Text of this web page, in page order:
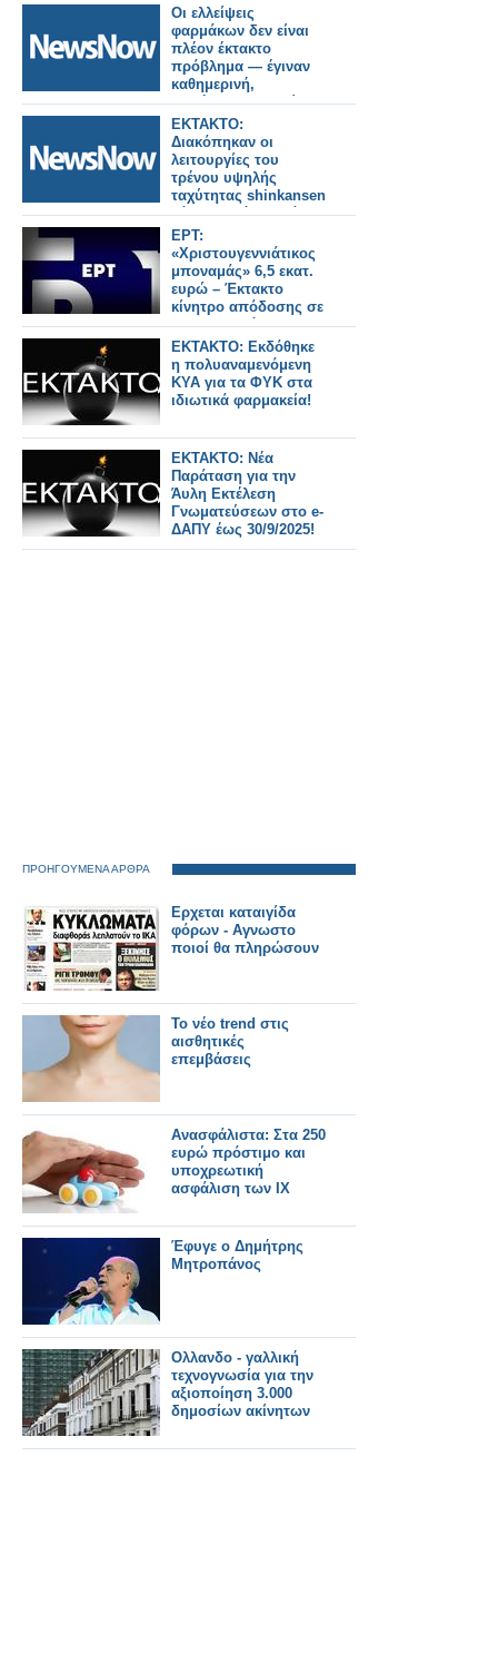
Οι ελλείψεις
φαρμάκων δεν είναι
πλέον έκτακτο
πρόβλημα — έγιναν
καθημερινή,
απλήρωτη εργασία
του φαρμακοποιού
ΕΚΤΑΚΤΟ:
Διακόπηκαν οι
λειτουργίες του
τρένου υψηλής
ταχύτητας shinkansen
Τόκιο-Αομόρι μετά
από ισχυρό σεισμό.
ΕΡΤ:
«Χριστουγεννιάτικος
μποναμάς» 6,5 εκατ.
ευρώ – Έκτακτο
κίνητρο απόδοσης σε
1.798 εργαζόμενους
ΕΚΤΑΚΤΟ: Εκδόθηκε
η πολυαναμενόμενη
ΚΥΑ για τα ΦΥΚ στα
ιδιωτικά φαρμακεία!
ΕΚΤΑΚΤΟ: Νέα
Παράταση για την
Άυλη Εκτέλεση
Γνωματεύσεων στο e-
ΔΑΠΥ έως 30/9/2025!
ΠΡΟΗΓΟΥΜΕΝΑ ΑΡΘΡΑ
Ερχεται καταιγίδα
φόρων - Αγνωστο
ποιοί θα πληρώσουν
To νέο trend στις
αισθητικές
επεμβάσεις
Ανασφάλιστα: Στα 250
ευρώ πρόστιμο και
υποχρεωτική
ασφάλιση των ΙΧ
Έφυγε ο Δημήτρης
Μητροπάνος
Ολλανδο - γαλλική
τεχνογνωσία για την
αξιοποίηση 3.000
δημοσίων ακίνητων